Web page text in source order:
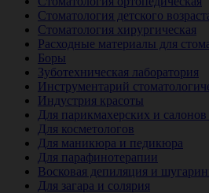
Стоматология детского
Стоматология хирургическая
Расходные материалы для
Боры
Зуботехническая лаборатория
Инструментарий
Индустрия красоты
Для парикмахерских и салонов
Для косметологов
Для маникюра и педикюра
Для парафинотерапии
Восковая депиляция и
Для загара и солярия